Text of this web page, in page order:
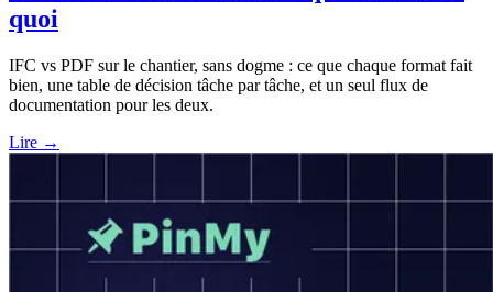
quoi
IFC vs PDF sur le chantier, sans dogme : ce que chaque format fait
bien, une table de décision tâche par tâche, et un seul flux de
documentation pour les deux.
Lire →